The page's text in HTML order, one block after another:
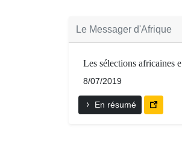
Le Messager d'Afrique
Les sélections africaines
8/07/2019
En résumé